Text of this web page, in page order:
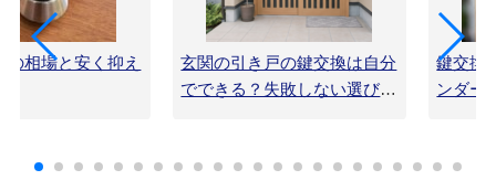
の相場と安く抑え
玄関の引き戸の鍵交換は自分
でできる？失敗しない選び方
鍵交換
ンダー